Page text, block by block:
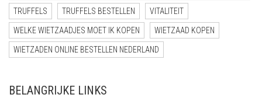
TRUFFELS TRUFFELS BESTELLEN VITALITEIT
WELKE WIETZAADJES MOET IK KOPEN WIETZAAD KOPEN
WIETZADEN ONLINE BESTELLEN NEDERLAND
BELANGRIJKE LINKS